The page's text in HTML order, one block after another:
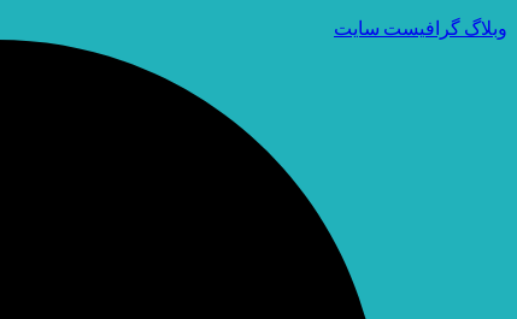
وبلاگ گرافیست سایت